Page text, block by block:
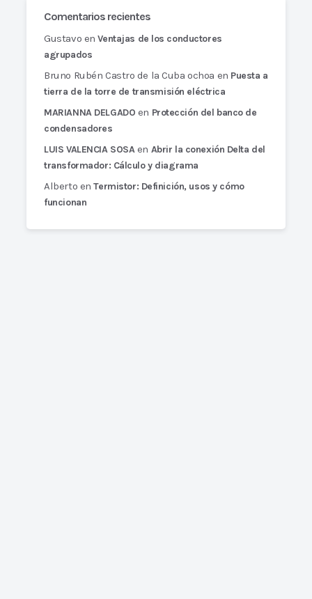
Comentarios recientes
Gustavo enVentajas de los conductores
agrupados
Bruno Rubén Castro de la Cuba ochoa en Puesta a
tierra de la torre de transmisión eléctrica
MARIANNA DELGADO en Protección del banco de
condensadores
LUIS VALENCIA SOSAen Abrir la conexión Delta del
transformador: Cálculo y diagrama
Alberto enTermistor: Definición, usos y cómo
funcionan